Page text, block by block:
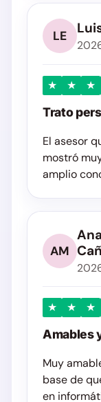
LE
★ ★ ★
Trato
El asesor
mostró
amplio
AM
★ ★ ★
Amables
Muy
base de
en